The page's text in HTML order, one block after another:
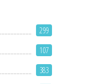
299
107
383